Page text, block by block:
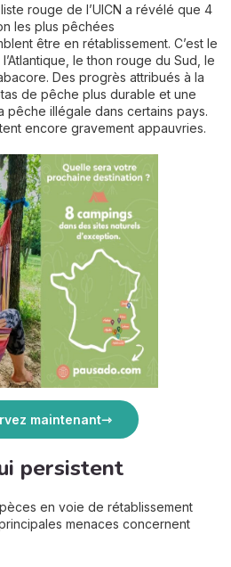
rouge de l’UICN a révélé que 4
les plus pêchées
être en rétablissement. C’est le
le thon rouge du Sud, le
Des progrès attribués à la
de pêche plus durable et une
pêche illégale dans certains pays.
encore gravement appauvries.
maintenant
persistent
en voie de rétablissement
menaces concernent